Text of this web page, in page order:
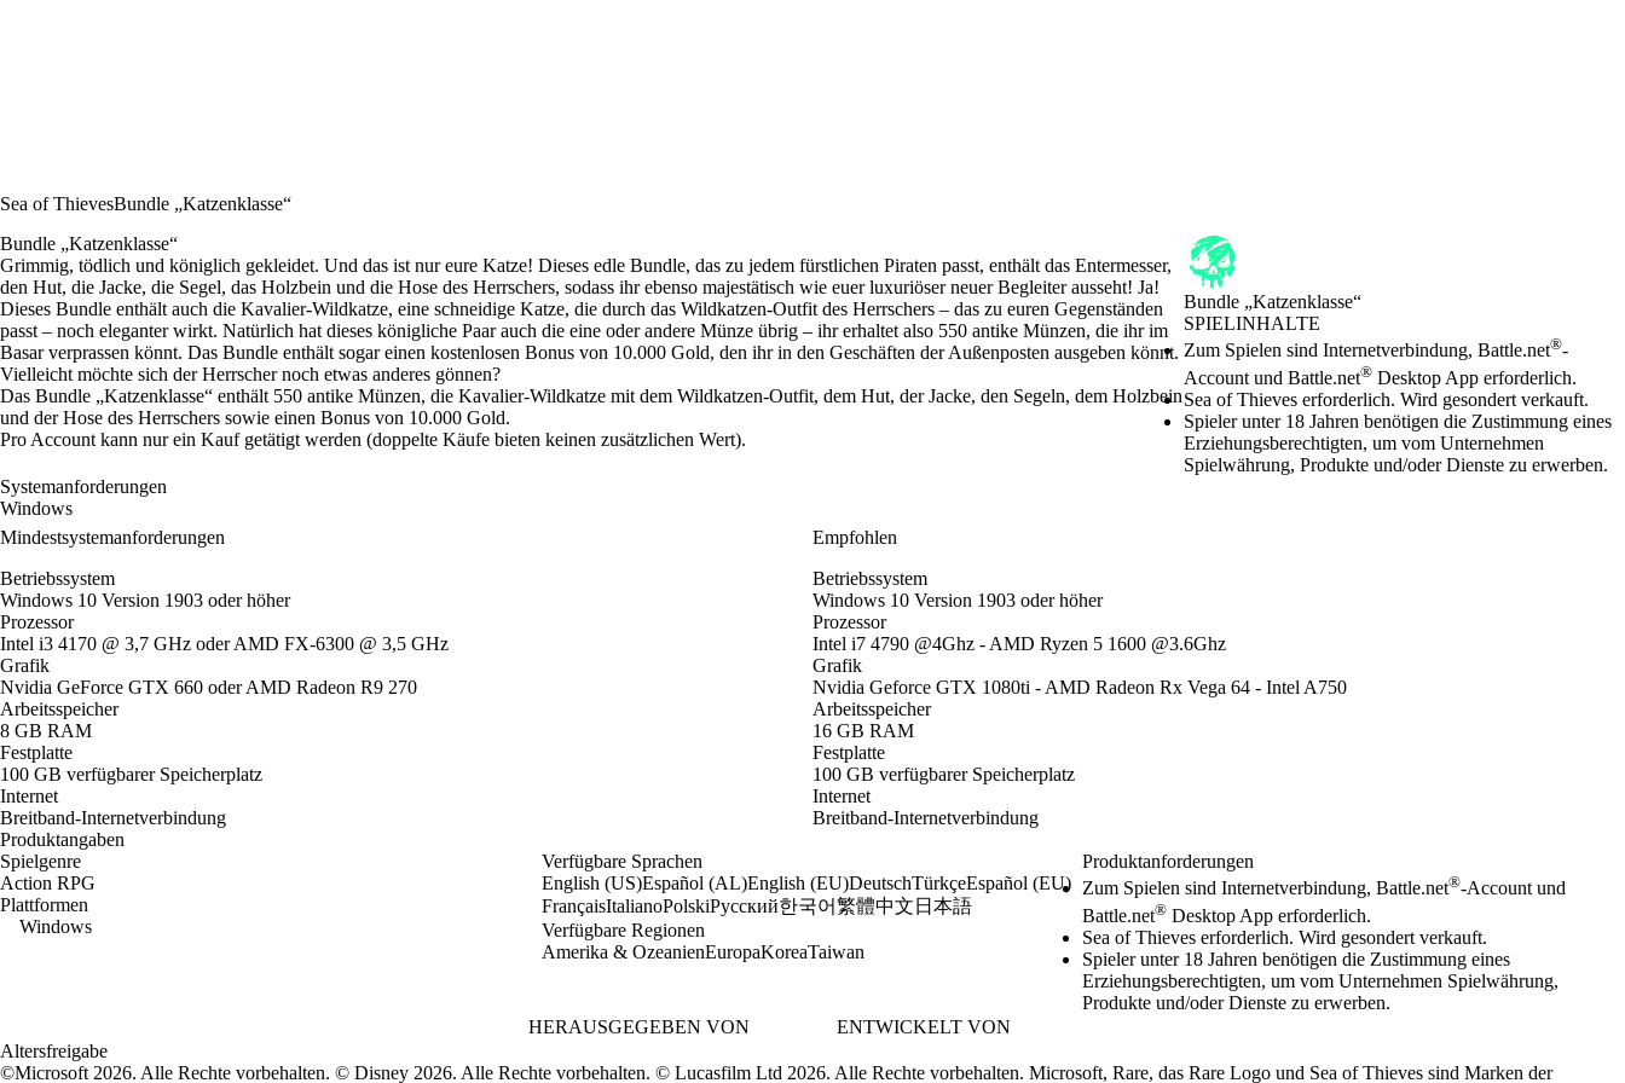
Sea of ThievesBundle „Katzenklasse“
Bundle „Katzenklasse“
SPIELINHALTE
Preis
Available actions
Zum Spielen sind Internetverbindung, Battle.net®-
Account und Battle.net® Desktop App erforderlich.
Sea of Thieves erforderlich. Wird gesondert verkauft.
Spieler unter 18 Jahren benötigen die Zustimmung eines
Erziehungsberechtigten, um vom Unternehmen
Spielwährung, Produkte und/oder Dienste zu erwerben.
Bundle „Katzenklasse“
Grimmig, tödlich und königlich gekleidet. Und das ist nur eure Katze! Dieses edle Bundle, das zu jedem fürstlichen Piraten passt, enthält das Entermesser,
den Hut, die Jacke, die Segel, das Holzbein und die Hose des Herrschers, sodass ihr ebenso majestätisch wie euer luxuriöser neuer Begleiter ausseht! Ja!
Dieses Bundle enthält auch die Kavalier-Wildkatze, eine schneidige Katze, die durch das Wildkatzen-Outfit des Herrschers – das zu euren Gegenständen
passt – noch eleganter wirkt. Natürlich hat dieses königliche Paar auch die eine oder andere Münze übrig – ihr erhaltet also 550 antike Münzen, die ihr im
Basar verprassen könnt. Das Bundle enthält sogar einen kostenlosen Bonus von 10.000 Gold, den ihr in den Geschäften der Außenposten ausgeben könnt.
Vielleicht möchte sich der Herrscher noch etwas anderes gönnen?
Das Bundle „Katzenklasse“ enthält 550 antike Münzen, die Kavalier-Wildkatze mit dem Wildkatzen-Outfit, dem Hut, der Jacke, den Segeln, dem Holzbein
und der Hose des Herrschers sowie einen Bonus von 10.000 Gold.
Pro Account kann nur ein Kauf getätigt werden (doppelte Käufe bieten keinen zusätzlichen Wert).
Systemanforderungen
Windows
Mindestsystemanforderungen
Betriebssystem
Windows 10 Version 1903 oder höher
Prozessor
Intel i3 4170 @ 3,7 GHz oder AMD FX-6300 @ 3,5 GHz
Grafik
Nvidia GeForce GTX 660 oder AMD Radeon R9 270
Arbeitsspeicher
8 GB RAM
Festplatte
100 GB verfügbarer Speicherplatz
Internet
Breitband-Internetverbindung
Empfohlen
Betriebssystem
Windows 10 Version 1903 oder höher
Prozessor
Intel i7 4790 @4Ghz - AMD Ryzen 5 1600 @3.6Ghz
Grafik
Nvidia Geforce GTX 1080ti - AMD Radeon Rx Vega 64 - Intel A750
Arbeitsspeicher
16 GB RAM
Festplatte
100 GB verfügbarer Speicherplatz
Internet
Breitband-Internetverbindung
Produktangaben
Spielgenre
Action RPG
Plattformen
Windows
Verfügbare Sprachen
English (US)Español (AL)English (EU)DeutschTürkçeEspañol (EU)
FrançaisItalianoPolskiРусский한국어繁體中文 日本語
Verfügbare Regionen
Amerika & OzeanienEuropaKoreaTaiwan
Produktanforderungen
Zum Spielen sind Internetverbindung, Battle.net®-Account und
Battle.net® Desktop App erforderlich.
Sea of Thieves erforderlich. Wird gesondert verkauft.
Spieler unter 18 Jahren benötigen die Zustimmung eines
Erziehungsberechtigten, um vom Unternehmen Spielwährung,
Produkte und/oder Dienste zu erwerben.
HERAUSGEGEBEN VON
ENTWICKELT VON
Altersfreigabe
©Microsoft 2026. Alle Rechte vorbehalten. © Disney 2026. Alle Rechte vorbehalten. © Lucasfilm Ltd 2026. Alle Rechte vorbehalten. Microsoft, Rare, das Rare Logo und Sea of Thieves sind Marken der